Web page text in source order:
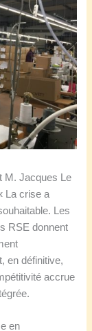
M. Jacques Le
La crise a
Les
RSE donnent
en définitive,
accrue
en